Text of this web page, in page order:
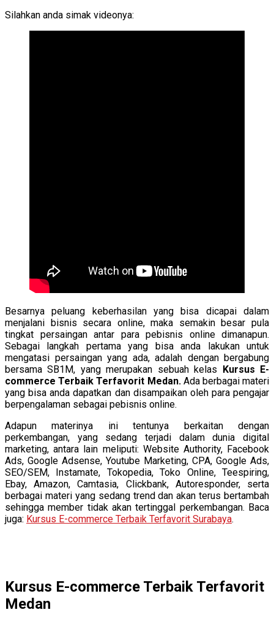
Silahkan anda simak videonya:
Besarnya peluang keberhasilan yang bisa dicapai dalam
menjalani bisnis secara online, maka semakin besar pula
tingkat persaingan antar para pebisnis online dimanapun.
Sebagai langkah pertama yang bisa anda lakukan untuk
mengatasi persaingan yang ada, adalah dengan bergabung
bersama SB1M, yang merupakan sebuah kelas Kursus E-
commerce Terbaik Terfavorit Medan. Ada berbagai materi
yang bisa anda dapatkan dan disampaikan oleh para pengajar
berpengalaman sebagai pebisnis online.
Adapun materinya ini tentunya berkaitan dengan
perkembangan, yang sedang terjadi dalam dunia digital
marketing, antara lain meliputi: Website Authority, Facebook
Ads, Google Adsense, Youtube Marketing, CPA, Google Ads,
SEO/SEM, Instamate, Tokopedia, Toko Online, Teespiring,
Ebay, Amazon, Camtasia, Clickbank, Autoresponder, serta
berbagai materi yang sedang trend dan akan terus bertambah
sehingga member tidak akan tertinggal perkembangan. Baca
juga: Kursus E-commerce Terbaik Terfavorit Surabaya.
Kursus E-commerce Terbaik Terfavorit
Medan